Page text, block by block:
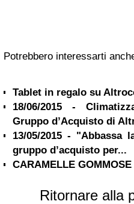
Potrebbero interessarti
Tablet in regalo su
18/06/2015 -
Gruppo d’Acquisto di
13/05/2015 - "Abbassa
gruppo d’acquisto per...
CARAMELLE
Ritornare alla